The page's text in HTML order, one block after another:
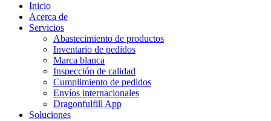
Inicio
Acerca de
Servicios
Abastecimiento de productos
Inventario de pedidos
Marca blanca
Inspección de calidad
Cumplimiento de pedidos
Envíos internacionales
Dragonfulfill App
Soluciones